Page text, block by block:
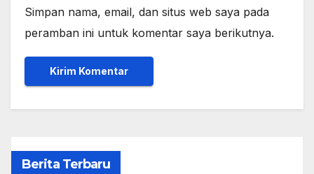
Simpan nama, email, dan situs web saya pada
peramban ini untuk komentar saya berikutnya.
Berita Terbaru